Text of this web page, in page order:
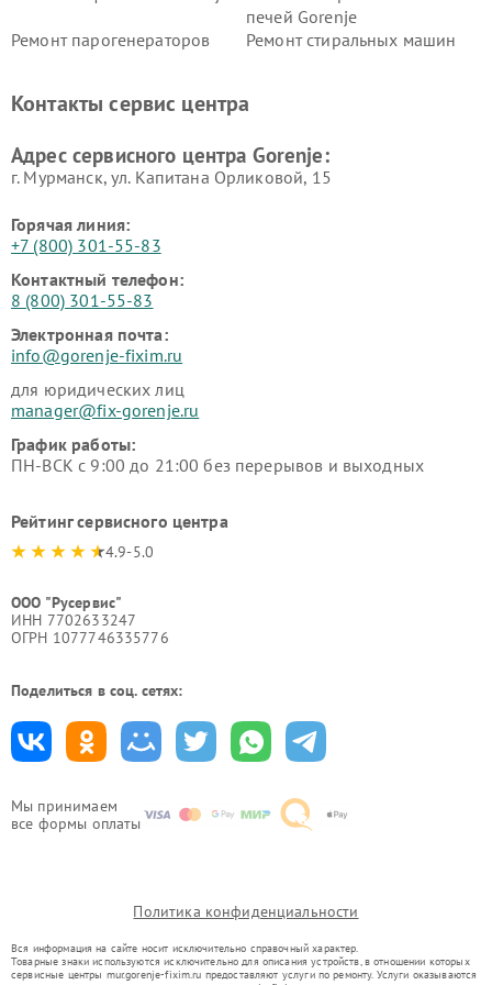
Мы принимаем
все формы оплаты
печей Gorenje
Ремонт парогенераторов
Ремонт стиральных машин
Контакты сервис центра
Адрес сервисного центра Gorenje:
г. Мурманск, ул. Капитана Орликовой, 15
Горячая линия:
+7 (800) 301-55-83
Контактный телефон:
8 (800) 301-55-83
Электронная почта:
info@gorenje-fixim.ru
для юридических лиц
manager@fix-gorenje.ru
График работы:
ПН-ВСК с 9:00 до 21:00 без перерывов и выходных
Рейтинг сервисного центра
4.9-5.0
ООО "Русервис"
ИНН 7702633247
ОГРН 1077746335776
Поделиться в соц. сетях:
Политика конфиденциальности
Вся информация на сайте носит исключительно справочный характер.
Товарные знаки используются исключительно для описания устройств, в отношении которых
сервисные центры mur.gorenje-fixim.ru предоставляют услуги по ремонту. Услуги оказываются